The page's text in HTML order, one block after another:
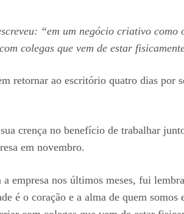
“em um negócio criativo
colegas que vem de estar
retornar ao escritório quatro dias por
crença no benefício de trabalhar
em novembro.
empresa nos últimos meses, fui
é o coração e a alma de quem